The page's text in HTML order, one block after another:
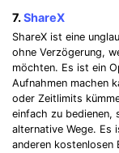
7.ShareX
ShareX ist eine
ohne Verzögerung,
möchten. Es ist ein
Aufnahmen machen
oder Zeitlimits
einfach zu bedienen,
alternative Wege. Es
anderen kostenlosen